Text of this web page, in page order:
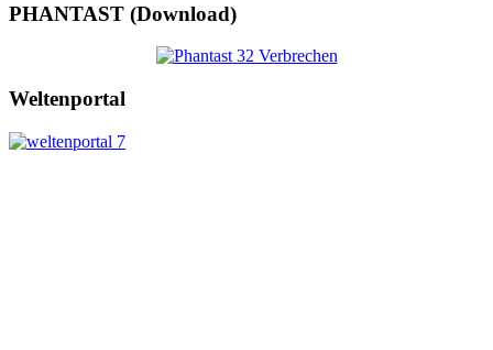
PHANTAST (Download)
Weltenportal